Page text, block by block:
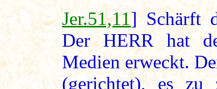
Jer.51,11] Schärft
Der HERR hat
Medien erweckt.
(gerichtet), es zu